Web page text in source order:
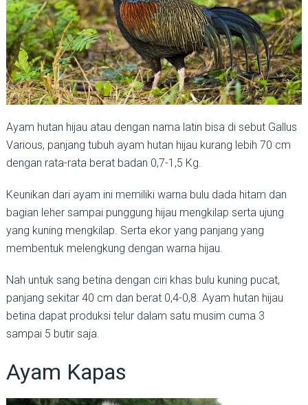
Ayam hutan hijau atau dengan nama latin bisa di sebut Gallus
Various, panjang tubuh ayam hutan hijau kurang lebih 70 cm
dengan rata-rata berat badan 0,7-1,5 Kg.
Keunikan dari ayam ini memiliki warna bulu dada hitam dan
bagian leher sampai punggung hijau mengkilap serta ujung
yang kuning mengkilap. Serta ekor yang panjang yang
membentuk melengkung dengan warna hijau.
Nah untuk sang betina dengan ciri khas bulu kuning pucat,
panjang sekitar 40 cm dan berat 0,4-0,8. Ayam hutan hijau
betina dapat produksi telur dalam satu musim cuma 3
sampai 5 butir saja.
Ayam Kapas